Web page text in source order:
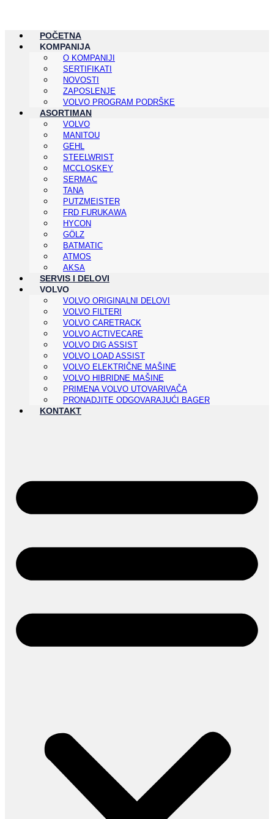
POČETNA
KOMPANIJA
O KOMPANIJI
SERTIFIKATI
NOVOSTI
ZAPOSLENJE
VOLVO PROGRAM PODRŠKE
ASORTIMAN
VOLVO
MANITOU
GEHL
STEELWRIST
MCCLOSKEY
SERMAC
TANA
PUTZMEISTER
FRD FURUKAWA
HYCON
GÖLZ
BATMATIC
ATMOS
AKSA
SERVIS I DELOVI
VOLVO
VOLVO ORIGINALNI DELOVI
VOLVO FILTERI
VOLVO CARETRACK
VOLVO ACTIVECARE
VOLVO DIG ASSIST
VOLVO LOAD ASSIST
VOLVO ELEKTRIČNE MAŠINE
VOLVO HIBRIDNE MAŠINE
PRIMENA VOLVO UTOVARIVAČA
PRONADJITE ODGOVARAJUĆI BAGER
KONTAKT